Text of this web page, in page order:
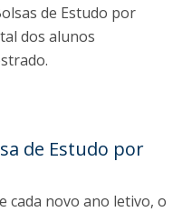
de Estudo por
dos alunos
de Estudo por
cada novo ano letivo, o